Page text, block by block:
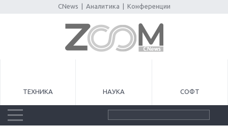
CNews Аналитика Конференции
ТЕХНИКА НАУКА СОФТ